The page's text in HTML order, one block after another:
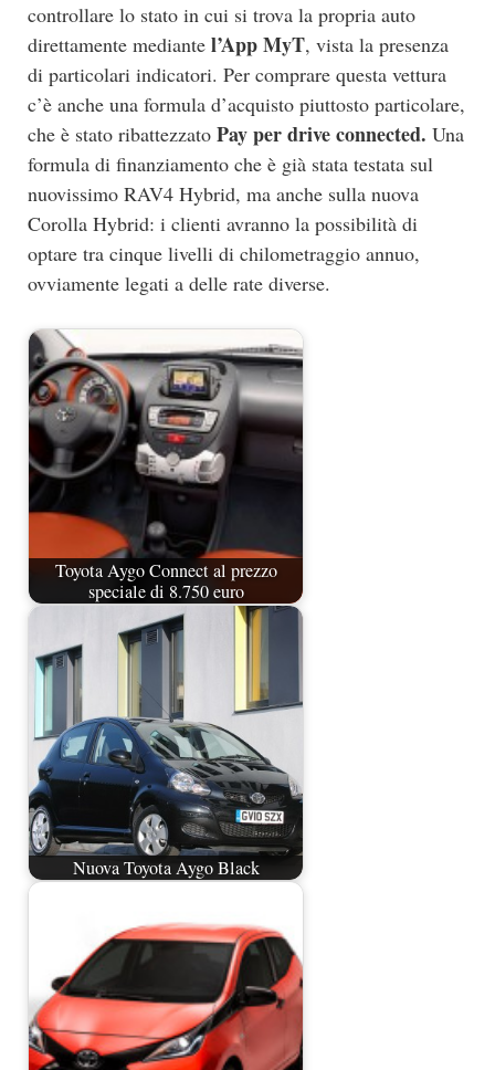
controllare lo stato in cui si trova la propria auto
direttamente mediante l’App MyT, vista la presenza
di particolari indicatori. Per comprare questa vettura
c’è anche una formula d’acquisto piuttosto particolare,
che è stato ribattezzato Pay per drive connected. Una
formula di finanziamento che è già stata testata sul
nuovissimo RAV4 Hybrid, ma anche sulla nuova
Corolla Hybrid: i clienti avranno la possibilità di
optare tra cinque livelli di chilometraggio annuo,
ovviamente legati a delle rate diverse.
Toyota Aygo Connect al prezzo
speciale di 8.750 euro
Nuova Toyota Aygo Black